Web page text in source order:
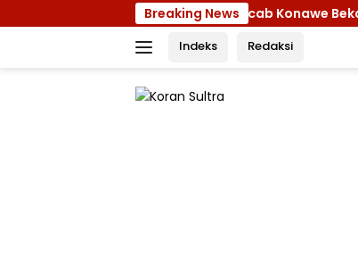
ke
Breaking News
Ketua Kwarcab Konawe Bekali
Indeks Redaksi